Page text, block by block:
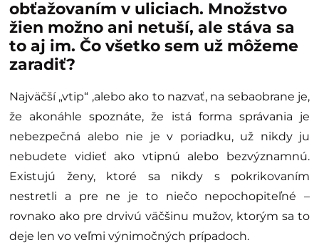
obťažovaním v uliciach. Množstvo
žien možno ani netuší, ale stáva sa
to aj im. Čo všetko sem už môžeme
zaradiť?
Najväčší „vtip“ ,alebo ako to nazvať, na sebaobrane je,
že akonáhle spoznáte, že istá forma správania je
nebezpečná alebo nie je v poriadku, už nikdy ju
nebudete vidieť ako vtipnú alebo bezvýznamnú.
Existujú ženy, ktoré sa nikdy s pokrikovaním
nestretli a pre ne je to niečo nepochopiteľné –
rovnako ako pre drvivú väčšinu mužov, ktorým sa to
deje len vo veľmi výnimočných prípadoch.